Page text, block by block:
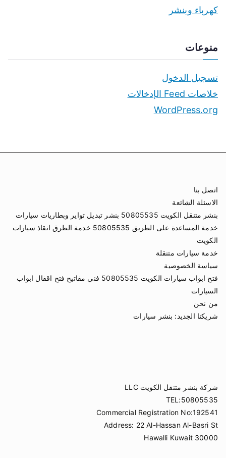
كهرباء وبنشر
منوعات
تسجيل الدخول
خلاصات Feed الإدخالات
WordPress.org
اتصل بنا
الاسئلة الشائعة
بنشر متنقل الكويت 50805535 بنشر تبديل تواير وبطاريات سيارات
خدمة المساعدة على الطريق 50805535 خدمة الطرق انقاذ سيارات
الكويت
خدمة سيارات متنقلة
سياسة الخصوصية
فتح ابواب سيارات الكويت 50805535 فني مفاتيح فتح اقفال ابواب
السيارات
من نحن
شريكنا الجديد: بنشر سيارات
شركة بنشر متنقل الكويت LLC
TEL:50805535
Commercial Registration No:192541
Address: 22 Al-Hassan Al-Basri St
Hawalli Kuwait 30000